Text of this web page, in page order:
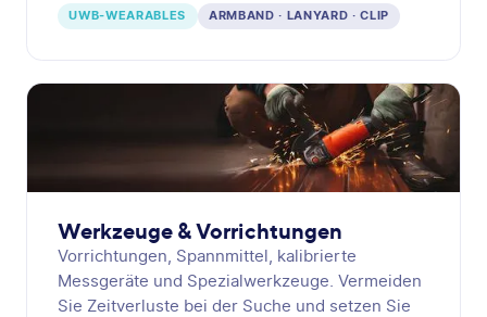
UWB-WEARABLES ARMBAND · LANYARD · CLIP
Werkzeuge & Vorrichtungen
Vorrichtungen, Spannmittel, kalibrierte
Messgeräte und Spezialwerkzeuge. Vermeiden
Sie Zeitverluste bei der Suche und setzen Sie